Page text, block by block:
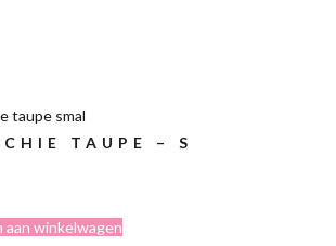
TAUPE – S
aan winkelwagen